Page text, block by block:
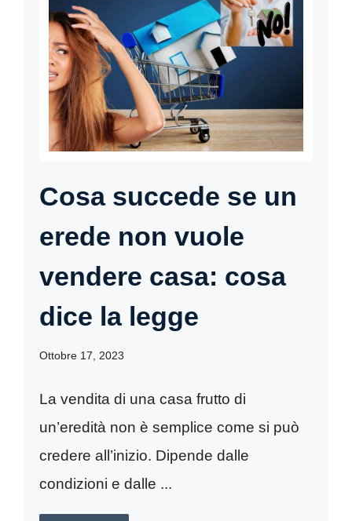
Cosa succede se un
erede non vuole
vendere casa: cosa
dice la legge
Ottobre 17, 2023
La vendita di una casa frutto di
un’eredità non è semplice come si può
credere all’inizio. Dipende dalle
condizioni e dalle ...